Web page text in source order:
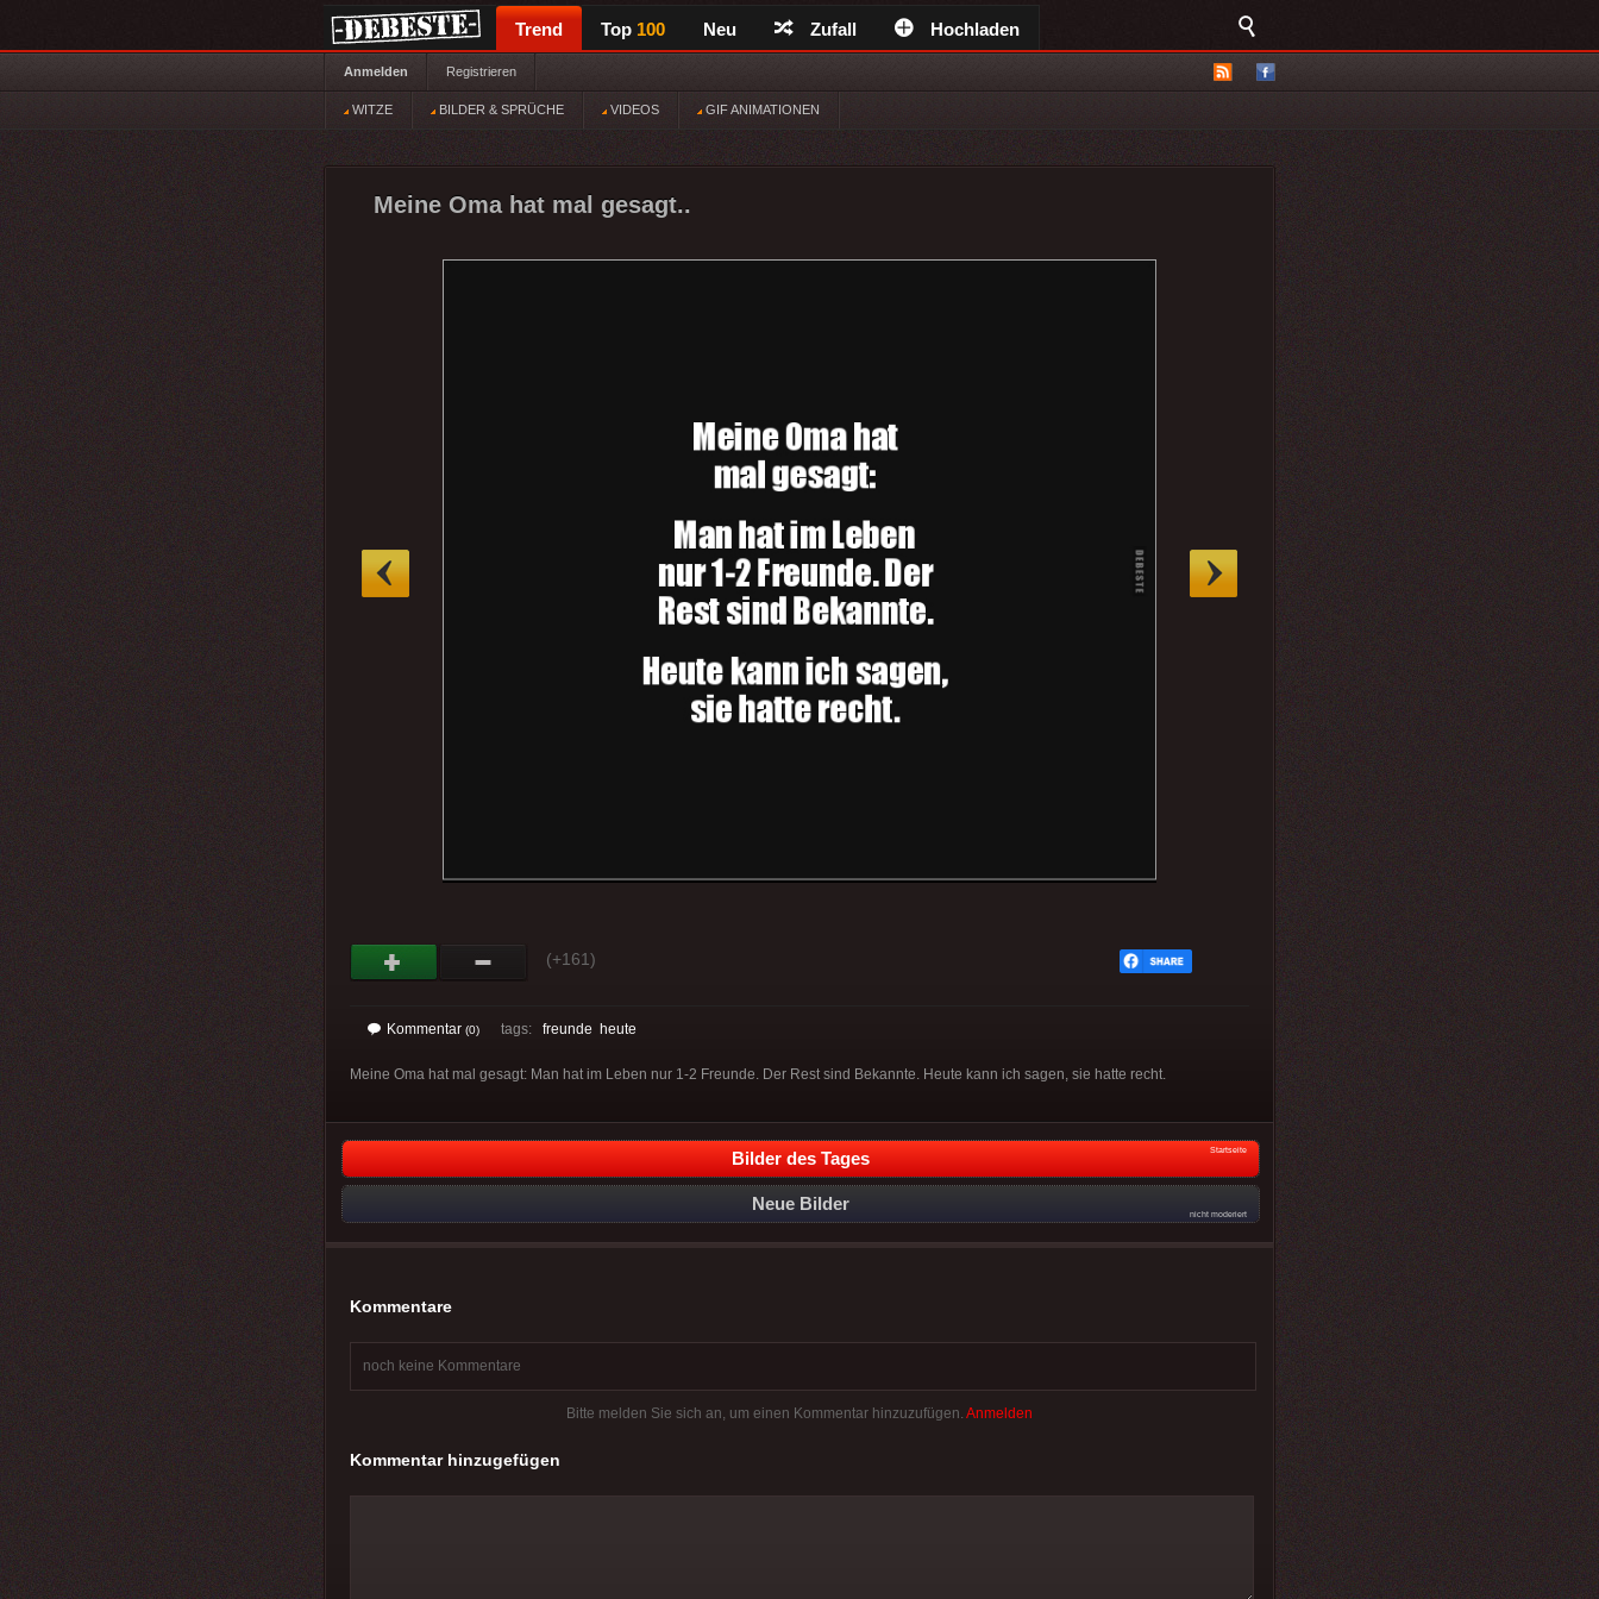
Trend Top 100 Neu Zufall Hochladen
Anmelden Registrieren
WITZE BILDER & SPRÜCHE VIDEOS GIF ANIMATIONEN
Meine Oma hat mal gesagt..
(+161)
Kommentar (0) tags: freunde heute
Meine Oma hat mal gesagt: Man hat im Leben nur 1-2 Freunde. Der Rest sind Bekannte. Heute kann ich sagen, sie hatte recht.
Bilder des Tages Startseite
Neue Bilder
nicht moderiert
Kommentare
noch keine Kommentare
Bitte melden Sie sich an, um einen Kommentar hinzuzufügen. Anmelden
Kommentar hinzugefügen